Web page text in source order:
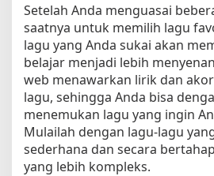
Setelah Anda menguasai
saatnya untuk memilih lagu
lagu yang Anda sukai akan
belajar menjadi lebih
web menawarkan lirik dan
lagu, sehingga Anda bisa
menemukan lagu yang ingin
Mulailah dengan lagu-lagu
sederhana dan secara
yang lebih kompleks.